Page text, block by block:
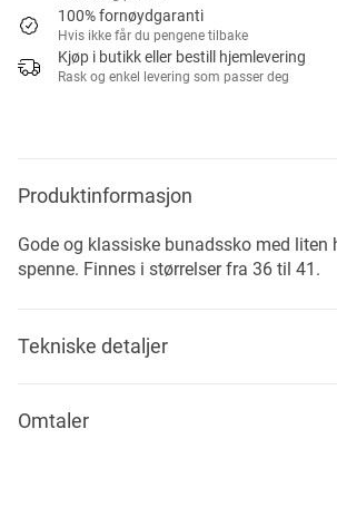
100% fornøydgaranti
Hvis ikke får du pengene tilbake
Kjøp i butikk eller bestill hjemlevering
Rask og enkel levering som passer deg
Produktinformasjon
Gode og klassiske bunadssko med
spenne. Finnes i størrelser fra 36 til 41.
Tekniske detaljer
Omtaler